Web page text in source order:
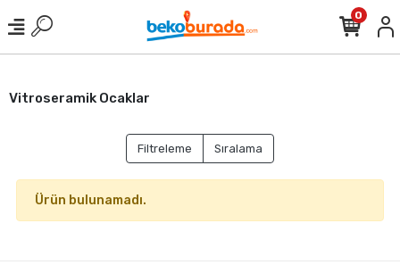
0
Vitroseramik Ocaklar
Filtreleme Sıralama
Ürün bulunamadı.